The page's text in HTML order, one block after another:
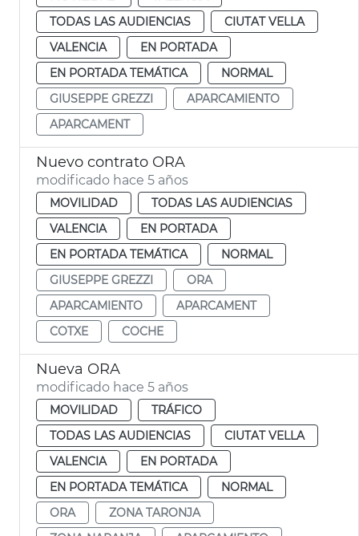
TODAS LAS AUDIENCIAS
CIUTAT VELLA
VALENCIA
EN PORTADA
EN PORTADA TEMÁTICA
NORMAL
GIUSEPPE GREZZI
APARCAMIENTO
APARCAMENT
Nuevo contrato ORA
modificado hace 5 años
MOVILIDAD
TODAS LAS AUDIENCIAS
VALENCIA
EN PORTADA
EN PORTADA TEMÁTICA
NORMAL
GIUSEPPE GREZZI
ORA
APARCAMIENTO
APARCAMENT
COTXE
COCHE
Nueva ORA
modificado hace 5 años
MOVILIDAD
TRÁFICO
TODAS LAS AUDIENCIAS
CIUTAT VELLA
VALENCIA
EN PORTADA
EN PORTADA TEMÁTICA
NORMAL
ORA
ZONA TARONJA